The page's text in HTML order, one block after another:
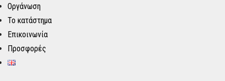
Οργάνωση
Το κατάστημα
Επικοινωνία
Προσφορές